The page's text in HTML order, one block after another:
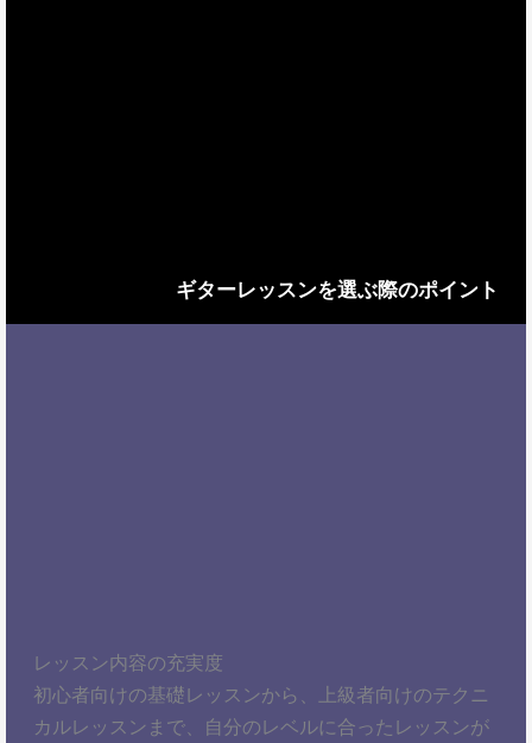
ギターレッスンを選ぶ際のポイント
レッスン内容の充実度
初心者向けの基礎レッスンから、上級者向けのテクニ
カルレッスンまで、自分のレベルに合ったレッスンが